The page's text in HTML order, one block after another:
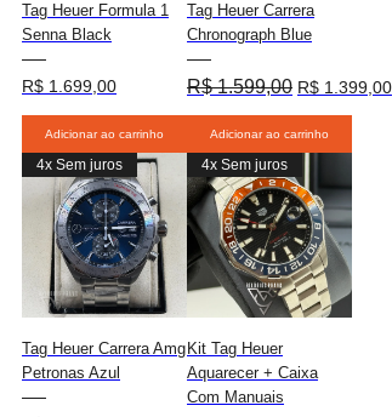
Tag Heuer Formula 1
Senna Black
Preço
R$ 1.699,00
Adicionar ao carrinho
Tag Heuer Carrera
Chronograph Blue
Preço normal
R$ 1.599,00 Preço
R$ 1.399,00
Adicionar ao carrinho
4x Sem juros
Tag Heuer Carrera Amg
Petronas Azul
4x Sem juros
Kit Tag Heuer
Aquarecer + Caixa
Com Manuais